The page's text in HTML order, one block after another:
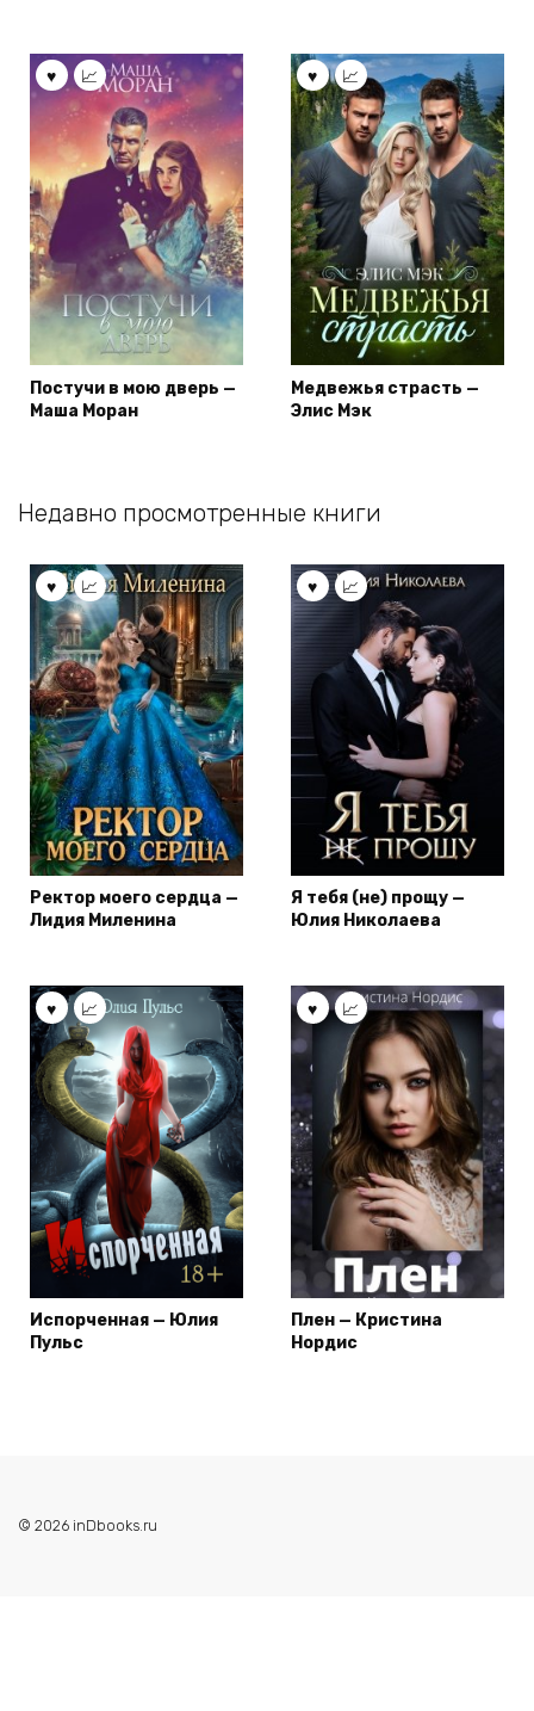
Постучи в мою дверь —
Маша Моран
Медвежья страсть —
Элис Мэк
Недавно просмотренные книги
Ректор моего сердца —
Лидия Миленина
Я тебя (не) прощу —
Юлия Николаева
Испорченная — Юлия
Пульс
Плен — Кристина
Нордис
© 2026 inDbooks.ru